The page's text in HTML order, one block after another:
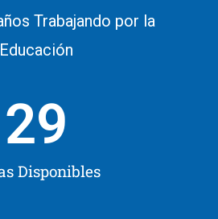
Trabajando por la
Educación
Disponibles
29